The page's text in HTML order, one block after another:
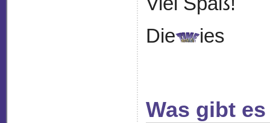
Die
ies
Was gibt